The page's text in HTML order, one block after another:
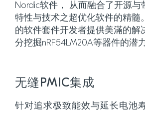
Nordic软件， 从而融合了开源与
特性与技术之超优化软件的精髓
的软件套件开发者提供美滿的解
分挖掘nRF54LM20A等器件的潜力
无缝PMIC集成
针对追求极致能效与延长电池